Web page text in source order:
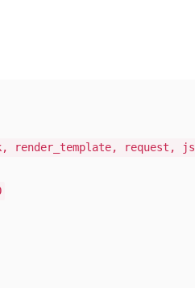
render_template, request,